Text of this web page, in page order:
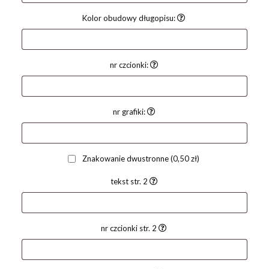
Kolor obudowy długopisu:
nr czcionki:
nr grafiki:
Znakowanie dwustronne(0,50 zł)
tekst str. 2
nr czcionki str. 2